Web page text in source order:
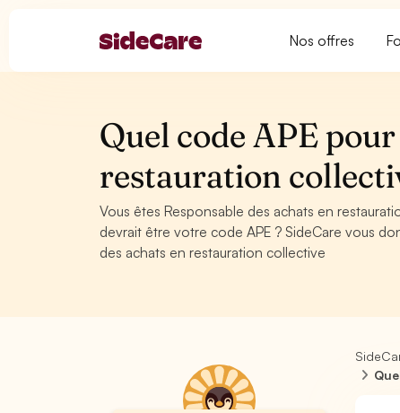
Nos offres
Quel code APE
restauration
Vous êtes Responsable des achats en
devrait être votre code APE ? SideCare vous
des achats en restauration collective